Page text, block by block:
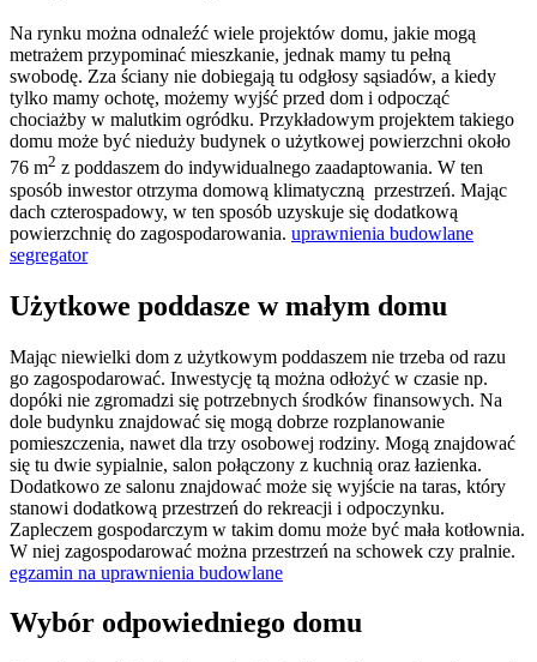
Na rynku można odnaleźć wiele projektów domu, jakie mogą
metrażem przypominać mieszkanie, jednak mamy tu pełną
swobodę. Zza ściany nie dobiegają tu odgłosy sąsiadów, a kiedy
tylko mamy ochotę, możemy wyjść przed dom i odpocząć
chociażby w malutkim ogródku. Przykładowym projektem takiego
domu może być nieduży budynek o użytkowej powierzchni około
76 m2 z poddaszem do indywidualnego zaadaptowania. W ten
sposób inwestor otrzyma domową klimatyczną przestrzeń. Mając
dach czterospadowy, w ten sposób uzyskuje się dodatkową
powierzchnię do zagospodarowania. uprawnienia budowlane
segregator
Użytkowe poddasze w małym domu
Mając niewielki dom z użytkowym poddaszem nie trzeba od razu
go zagospodarować. Inwestycję tą można odłożyć w czasie np.
dopóki nie zgromadzi się potrzebnych środków finansowych. Na
dole budynku znajdować się mogą dobrze rozplanowanie
pomieszczenia, nawet dla trzy osobowej rodziny. Mogą znajdować
się tu dwie sypialnie, salon połączony z kuchnią oraz łazienka.
Dodatkowo ze salonu znajdować może się wyjście na taras, który
stanowi dodatkową przestrzeń do rekreacji i odpoczynku.
Zapleczem gospodarczym w takim domu może być mała kotłownia.
W niej zagospodarować można przestrzeń na schowek czy pralnie.
egzamin na uprawnienia budowlane
Wybór odpowiedniego domu